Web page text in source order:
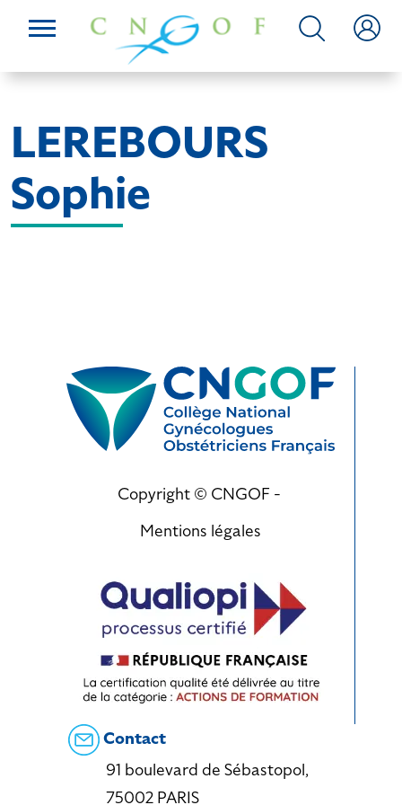
LEREBOURS
Sophie
Copyright © CNGOF -
Mentions légales
Contact
91 boulevard de Sébastopol,
75002 PARIS